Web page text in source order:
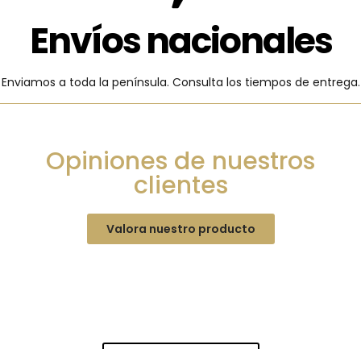
Envíos nacionales
Enviamos a toda la península. Consulta los tiempos de entrega.
Opiniones de nuestros
clientes
Valora nuestro producto